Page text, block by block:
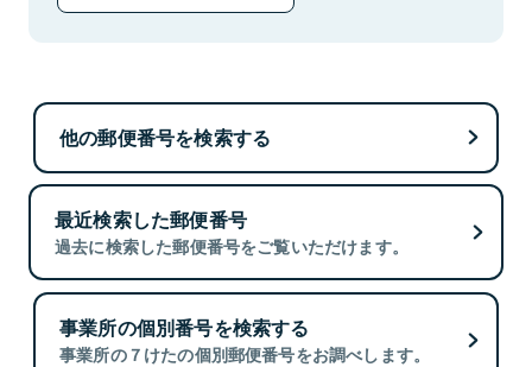
他の郵便番号を検索する
最近検索した郵便番号
過去に検索した郵便番号をご覧いただけます。
事業所の個別番号を検索する
事業所の７けたの個別郵便番号をお調べします。